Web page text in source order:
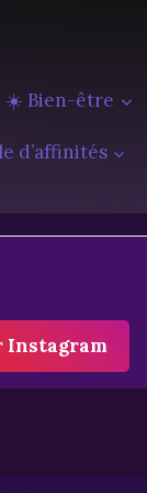
☀️ Bien-être
d’affinités
Instagram